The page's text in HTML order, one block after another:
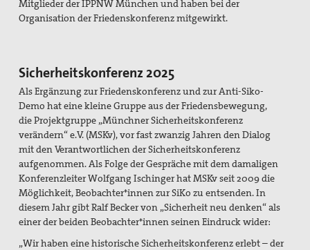
Mitglieder der IPPNW München und haben bei der
Organisation der Friedenskonferenz mitgewirkt.
Sicherheitskonferenz 2025
Als Ergänzung zur Friedenskonferenz und zur Anti-Siko-
Demo hat eine kleine Gruppe aus der Friedensbewegung,
die Projektgruppe „Münchner Sicherheitskonferenz
verändern“ e.V. (MSKv), vor fast zwanzig Jahren den Dialog
mit den Verantwortlichen der Sicherheitskonferenz
aufgenommen. Als Folge der Gespräche mit dem damaligen
Konferenzleiter Wolfgang Ischinger hat MSKv seit 2009 die
Möglichkeit, Beobachter*innen zur SiKo zu entsenden. In
diesem Jahr gibt Ralf Becker von „Sicherheit neu denken“ als
einer der beiden Beobachter*innen seinen Eindruck wider:
„Wir haben eine historische Sicherheitskonferenz erlebt – der